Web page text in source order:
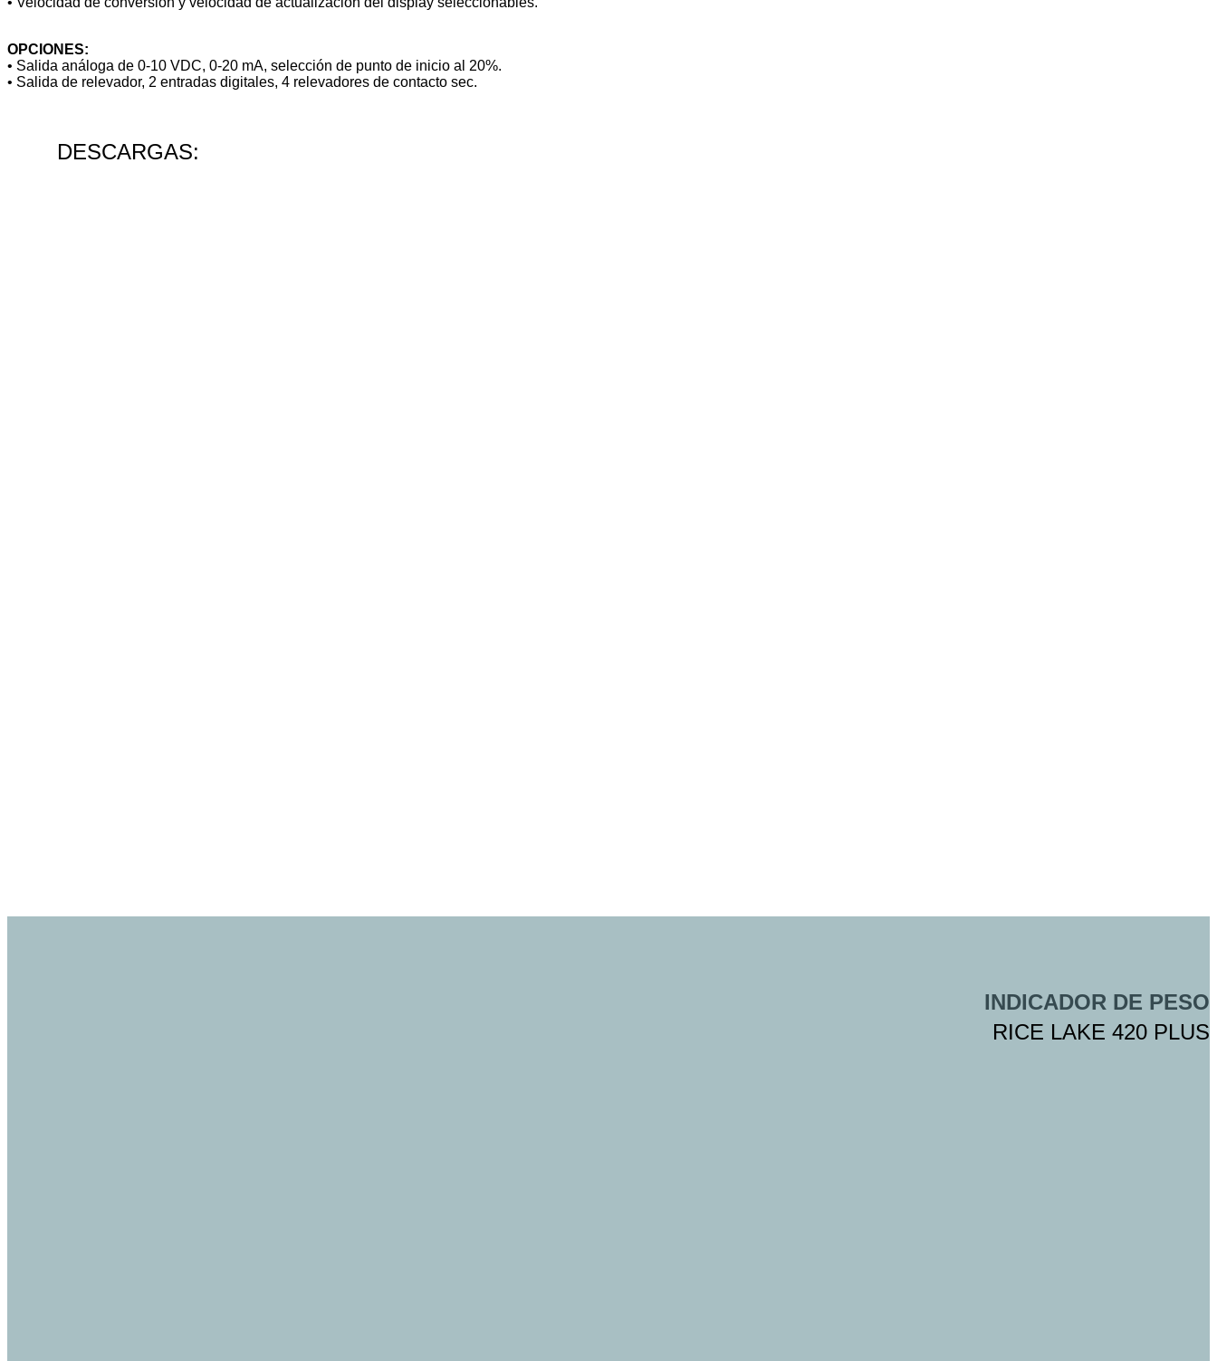
OPCIONES:
• Salida análoga de 0-10 VDC, 0-20 mA, selección de punto de inicio al 20%.
• Salida de relevador, 2 entradas digitales, 4 relevadores de contacto sec.
DESCARGAS:
INDICADOR DE PESO
RICE LAKE 420 PLUS